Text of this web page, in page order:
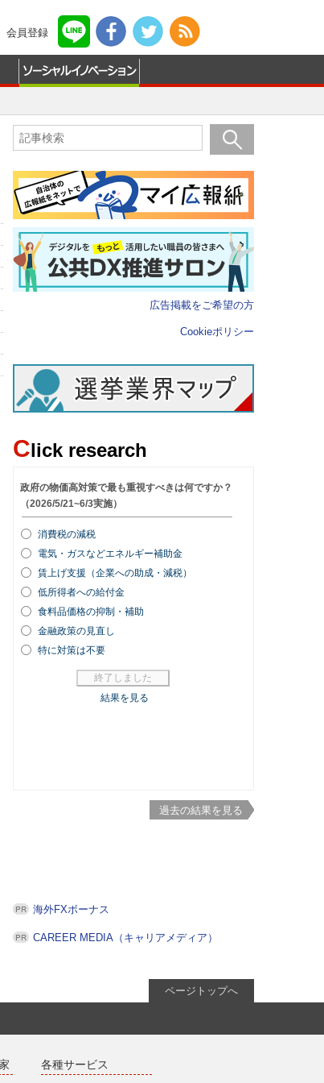
会員登録
広告掲載をご希望の方
Cookieポリシー
Click research
過去の結果を見る
海外FXボーナス
CAREER MEDIA（キャリアメディア）
ページトップへ
各種サービス